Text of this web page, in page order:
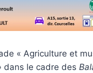
« Agriculture et
dans le cadre des